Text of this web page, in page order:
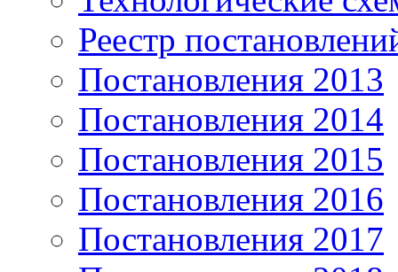
Реестр
Постановления 2013
Постановления 2014
Постановления 2015
Постановления 2016
Постановления 2017